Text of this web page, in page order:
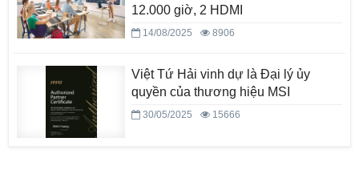
12.000 giờ, 2 HDMI
14/08/2025 8906
Việt Tứ Hải vinh dự là Đại lý ủy
quyền của thương hiệu MSI
30/05/2025 15666